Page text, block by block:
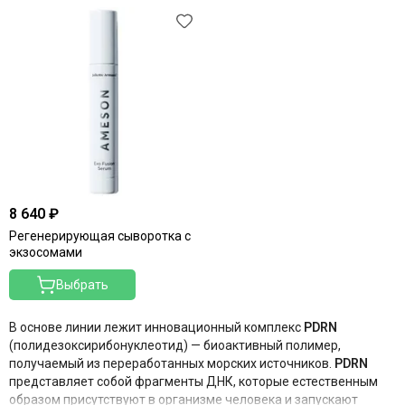
The Potted Plant
YU.R Skin Solution
8 640 ₽
Регенерирующая сыворотка с
экзосомами
Выбрать
В основе линии лежит инновационный комплекс PDRN
(полидезоксирибонуклеотид) — биоактивный полимер,
получаемый из переработанных морских источников PDRN
представляет собой фрагменты ДНК, которые естественным
образом присутствуют в организме человека и запускают